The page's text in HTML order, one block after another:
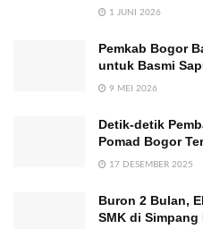
1 JUNI 2026
Pemkab Bogor
untuk Basmi
9 MEI 2026
Detik-detik
Pomad Bogor
17 DESEMBER 2025
Buron 2 Bulan,
SMK di